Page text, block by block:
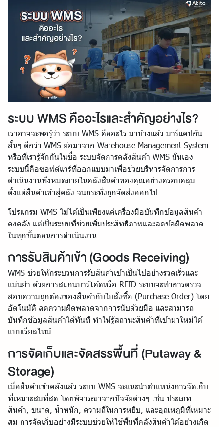
ระบบ WMS คืออะไรและสำคัญอย่างไร?
เราอาจจะพอรู้ว่า ระบบ WMS คืออะไร มาบ้างแล้ว มารีแคปกัน
สั้นๆ ดีกว่า WMS ย่อมาจาก Warehouse Management System
หรือที่เรารู้จักกันในชื่อ ระบบจัดการคลังสินค้า WMS นั่นเอง
ระบบนี้คือซอฟต์แวร์ที่ออกแบบมาเพื่อช่วยบริหารจัดการการ
ดำเนินงานทั้งหมดภายในคลังสินค้าของคุณอย่างครอบคลุม
ตั้งแต่สินค้าเข้าสู่คลัง จนกระทั่งถูกจัดส่งออกไป
โปรแกรม WMS ไม่ได้เป็นเพียงแค่เครื่องมือบันทึกข้อมูลสินค้า
คงคลัง แต่เป็นระบบที่ช่วยเพิ่มประสิทธิภาพและลดข้อผิดพลาด
ในทุกขั้นตอนการดำเนินงาน
การรับสินค้าเข้า (Goods Receiving)
WMS ช่วยให้กระบวนการรับสินค้าเข้าเป็นไปอย่างรวดเร็วและ
แม่นยำ ด้วยการสแกนบาร์โค้ดหรือ RFID ระบบจะทำการตรวจ
สอบความถูกต้องของสินค้ากับใบสั่งซื้อ (Purchase Order) โดย
อัตโนมัติ ลดความผิดพลาดจากการนับด้วยมือ และสามารถ
บันทึกข้อมูลสินค้าได้ทันที ทำให้รู้สถานะสินค้าที่เข้ามาใหม่ได้
แบบเรียลไทม์
การจัดเก็บและจัดสรรพื้นที่ (Putaway &
Storage)
เมื่อสินค้าเข้าคลังแล้ว ระบบ WMS จะแนะนำตำแหน่งการจัดเก็บ
ที่เหมาะสมที่สุด โดยพิจารณาจากปัจจัยต่างๆ เช่น ประเภท
สินค้า, ขนาด, น้ำหนัก, ความถี่ในการหยิบ, และอุณหภูมิที่เหมาะ
สม การจัดเก็บอย่างมีระบบช่วยให้ใช้พื้นที่คลังสินค้าได้อย่างเกิด